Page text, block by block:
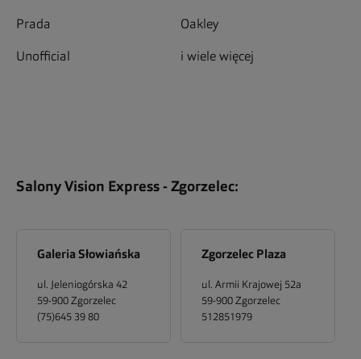
Prada Oakley
Unofficial i wiele więcej
Salony Vision Express - Zgorzelec:
Galeria Słowiańska
ul. Jeleniogórska 42
59-900 Zgorzelec
(75)645 39 80
Zgorzelec Plaza
ul. Armii Krajowej 52a
59-900 Zgorzelec
512851979